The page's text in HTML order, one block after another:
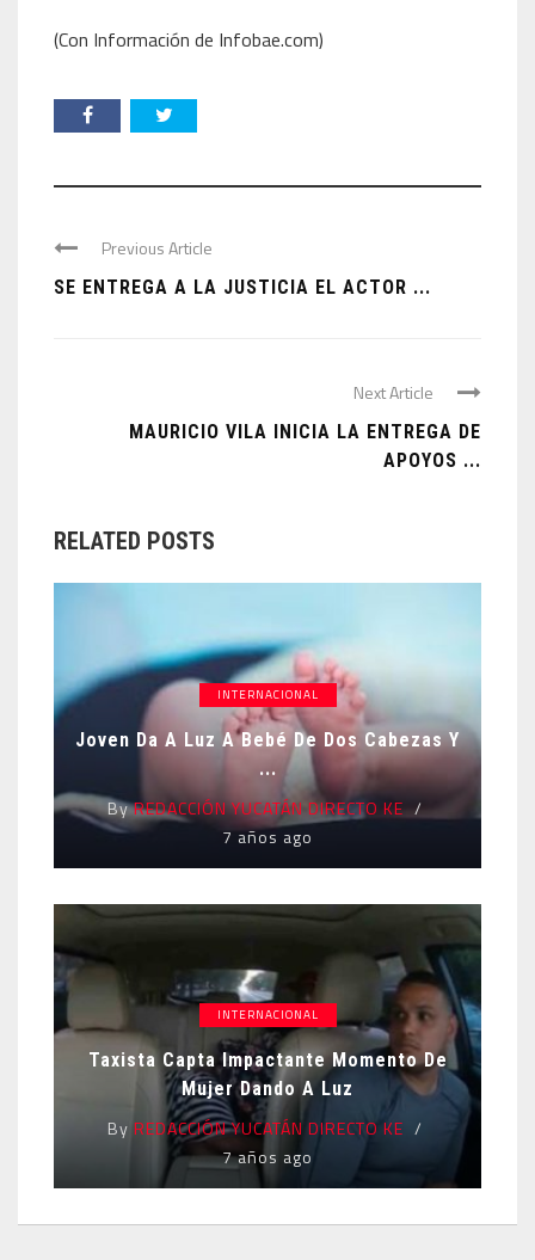
(Con Información de Infobae.com)
Previous Article
SE ENTREGA A LA JUSTICIA EL ACTOR ...
Next Article
MAURICIO VILA INICIA LA ENTREGA DE
APOYOS ...
RELATED POSTS
INTERNACIONAL
Joven Da A Luz A Bebé De Dos Cabezas Y
...
ByREDACCIÓN YUCATÁN DIRECTO KE
7 años ago
INTERNACIONAL
Taxista Capta Impactante Momento De
Mujer Dando A Luz
By REDACCIÓN YUCATÁN DIRECTO KE
7 años ago